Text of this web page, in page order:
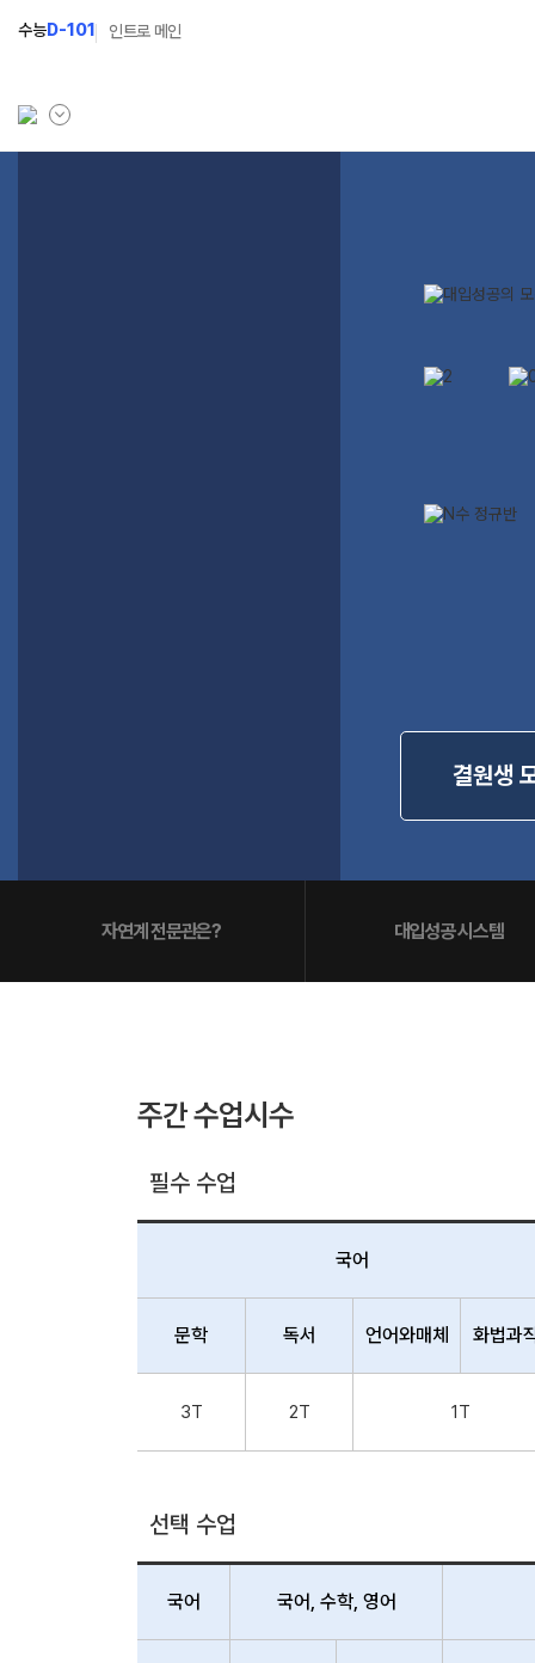
수능D-101 인트로 메인
결원생
자연계 전문관은? 대입성공 시스템
주간 수업시수
필수 수업
국어
문학 독서 언어와매체 화법과
3T 2T 1T
선택 수업
국어 국어, 수학, 영어